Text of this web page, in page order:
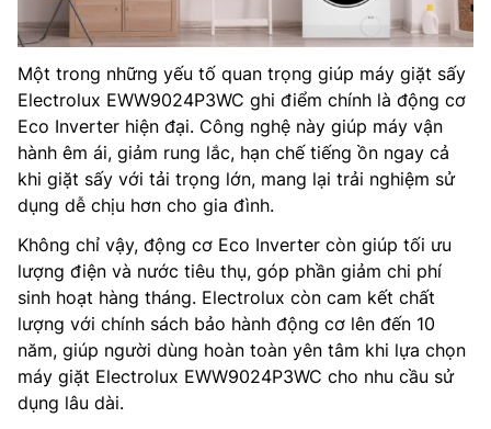
Một trong những yếu tố quan trọng giúp máy giặt sấy
Electrolux EWW9024P3WC ghi điểm chính là động cơ
Eco Inverter hiện đại. Công nghệ này giúp máy vận
hành êm ái, giảm rung lắc, hạn chế tiếng ồn ngay cả
khi giặt sấy với tải trọng lớn, mang lại trải nghiệm sử
dụng dễ chịu hơn cho gia đình.
Không chỉ vậy, động cơ Eco Inverter còn giúp tối ưu
lượng điện và nước tiêu thụ, góp phần giảm chi phí
sinh hoạt hàng tháng. Electrolux còn cam kết chất
lượng với chính sách bảo hành động cơ lên đến 10
năm, giúp người dùng hoàn toàn yên tâm khi lựa chọn
máy giặt Electrolux EWW9024P3WC cho nhu cầu sử
dụng lâu dài.